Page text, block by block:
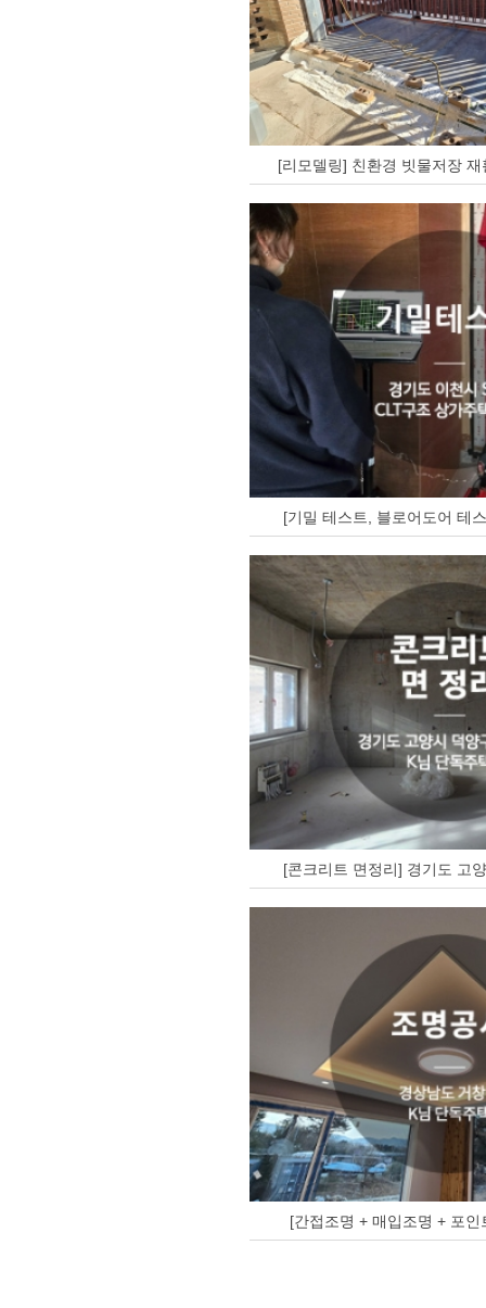
[리모델링] 친환경 빗물저장
[기밀 테스트, 블로어도어 테
[콘크리트 면정리] 경기도 고
[간접조명 + 매입조명 + 포